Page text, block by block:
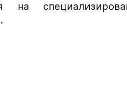
подходят для
Глайдеры
на